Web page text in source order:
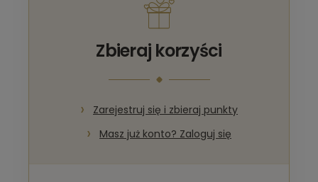
Zbieraj korzyści
Zarejestruj się i zbieraj punkty
Masz już konto? Zaloguj się